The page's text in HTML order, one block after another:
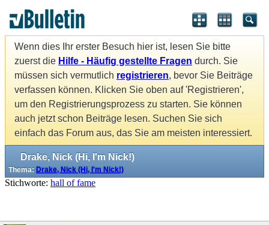
Wenn dies Ihr erster Besuch hier ist, lesen Sie bitte
zuerst die Hilfe - Häufig gestellte Fragen durch. Sie
müssen sich vermutlich registrieren, bevor Sie Beiträge
verfassen können. Klicken Sie oben auf 'Registrieren',
um den Registrierungsprozess zu starten. Sie können
auch jetzt schon Beiträge lesen. Suchen Sie sich
einfach das Forum aus, das Sie am meisten interessiert.
Drake, Nick (Hi, I'm Nick!)
Thema: Drake, Nick (Hi, I'm Nick!)
Stichworte: hall of fame